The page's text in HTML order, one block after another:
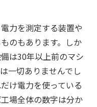
力を測定する装置や
のもあります。しか
は30年以上前のマシ
一切ありませんでし
け電力を使っている
場全体の数字は分か